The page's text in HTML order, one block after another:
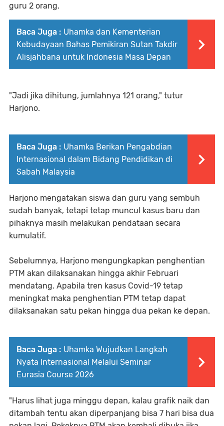
guru 2 orang.
Baca Juga : Uhamka dan Kementerian
Kebudayaan Bahas Pemikiran Sutan Takdir
Alisjahbana untuk Indonesia Masa Depan
"Jadi jika dihitung, jumlahnya 121 orang," tutur
Harjono.
Baca Juga : Uhamka Berikan Pengabdian
Internasional dalam Bidang Pendidikan di
Sabah Malaysia
Harjono mengatakan siswa dan guru yang sembuh
sudah banyak, tetapi tetap muncul kasus baru dan
pihaknya masih melakukan pendataan secara
kumulatif.
Sebelumnya, Harjono mengungkapkan penghentian
PTM akan dilaksanakan hingga akhir Februari
mendatang. Apabila tren kasus Covid-19 tetap
meningkat maka penghentian PTM tetap dapat
dilaksanakan satu pekan hingga dua pekan ke depan.
Baca Juga : Uhamka Wujudkan Langkah
Nyata Internasional Melalui Seminar
Eurasia Course 2026
"Harus lihat juga minggu depan, kalau grafik naik dan
ditambah tentu akan diperpanjang bisa 7 hari bisa dua